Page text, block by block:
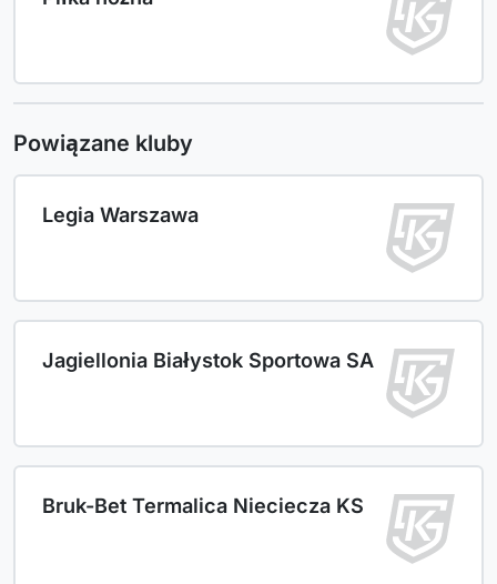
Powiązane kluby
Legia Warszawa
Jagiellonia Białystok Sportowa SA
Bruk-Bet Termalica Nieciecza KS